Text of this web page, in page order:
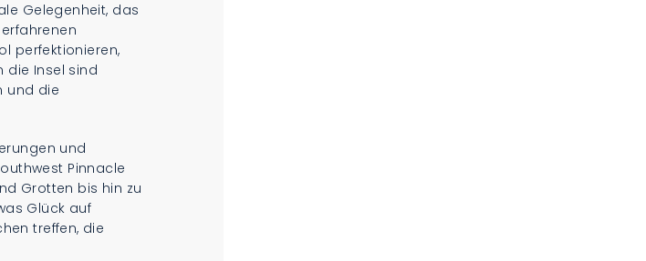
Gelegenheit, das
perfektionieren,
die Insel sind
und die
und
Pinnacle
Grotten bis hin zu
Glück auf
treffen, die